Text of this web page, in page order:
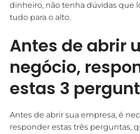
dinheiro, não tenha dúvidas que
tudo para o alto.
Antes de abrir
negócio,
estas 3
Antes de abrir sua empresa, é
responder estas três perguntas,